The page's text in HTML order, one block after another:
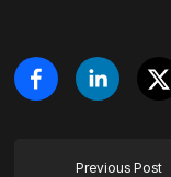
Previous Post